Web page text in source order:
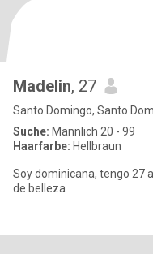
Madelin, 27
Santo Domingo, Santo
Suche: Männlich 20 - 99
Haarfarbe: Hellbraun
Soy dominicana, tengo 27
de belleza